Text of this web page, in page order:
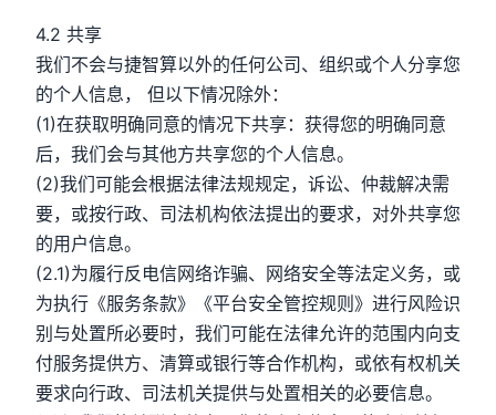
4.2 共享
我们不会与捷智算以外的任何公司、组织或个人分享您
的个人信息， 但以下情况除外：
(1)在获取明确同意的情况下共享：获得您的明确同意
后，我们会与其他方共享您的个人信息。
(2)我们可能会根据法律法规规定，诉讼、仲裁解决需
要，或按行政、司法机构依法提出的要求，对外共享您
的用户信息。
(2.1)为履行反电信网络诈骗、网络安全等法定义务，或
为执行《服务条款》《平台安全管控规则》进行风险识
别与处置所必要时，我们可能在法律允许的范围内向支
付服务提供方、清算或银行等合作机构，或依有权机关
要求向行政、司法机关提供与处置相关的必要信息。